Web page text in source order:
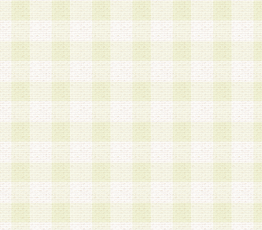
b.会員からの電話、メール等の問い合わせなどへ
c.モバイルリサーチ、またはグループ形式による
実施もしくは運営
d.その他これらに付随する業務
4.会員は、住所、電話番号その他の登録情報につ
合は、速やかに当社所定の変更手続きを行うもの
5.当社は、必要と認めた場合、会員に対して、電
手段により登録情報の対象者が会員登録者本人で
の内容が正確であること、アンケートの回答内容
うことができるものとます。
6.会員は、会員登録後当社が定期的に行う登録情
して、当社指定の期間内に更新手続きを行うもの
該期間内に更新手続きを行わない場合、その時点
発行したポイントは失効されるものとします。